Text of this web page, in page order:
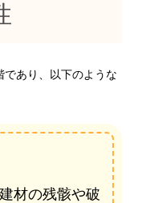
あり、以下のような
材の残骸や破